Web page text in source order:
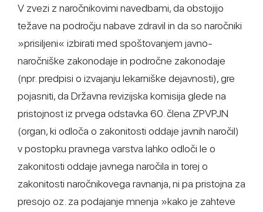
V zvezi z naročnikovimi navedbami, da obstojijo
težave na področju nabave zdravil in da so naročniki
»prisiljeni« izbirati med spoštovanjem javno-
naročniške zakonodaje in področne zakonodaje
(npr. predpisi o izvajanju lekarniške dejavnosti), gre
pojasniti, da Državna revizijska komisija glede na
pristojnost iz prvega odstavka 60. člena ZPVPJN
(organ, ki odloča o zakonitosti oddaje javnih naročil)
v postopku pravnega varstva lahko odloči le o
zakonitosti oddaje javnega naročila in torej o
zakonitosti naročnikovega ravnanja, ni pa pristojna za
presojo oz. za podajanje mnenja »kako je zahteve